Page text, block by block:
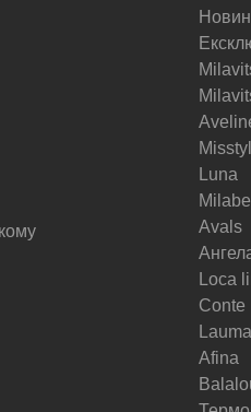
Luna
Milabel
Avals
Loca
Conte
Lauma
Afina